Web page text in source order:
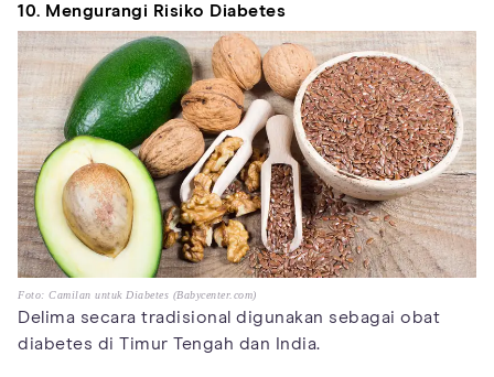
10. Mengurangi Risiko Diabetes
Foto: Camilan untuk Diabetes (Babycenter.com)
Delima secara tradisional digunakan sebagai obat
diabetes di Timur Tengah dan India.